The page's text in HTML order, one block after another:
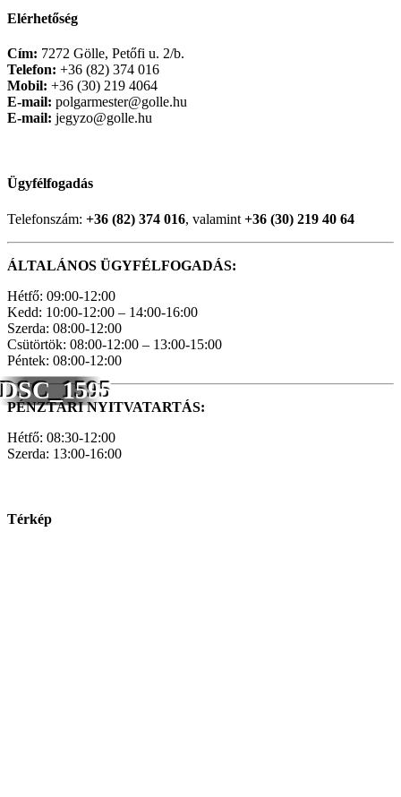
DSC_1595
Elérhetőség
Cím: 7272 Gölle, Petőfi u. 2/b.
Telefon: +36 (82) 374 016
Mobil: +36 (30) 219 4064
E-mail: polgarmester@golle.hu
E-mail: jegyzo@golle.hu
Ügyfélfogadás
Telefonszám: +36 (82) 374 016, valamint +36 (30) 219 40 64
ÁLTALÁNOS ÜGYFÉLFOGADÁS:
Hétfő: 09:00-12:00
Kedd: 10:00-12:00 – 14:00-16:00
Szerda: 08:00-12:00
Csütörtök: 08:00-12:00 – 13:00-15:00
Péntek: 08:00-12:00
PÉNZTÁRI NYITVATARTÁS:
Hétfő: 08:30-12:00
Szerda: 13:00-16:00
Térkép